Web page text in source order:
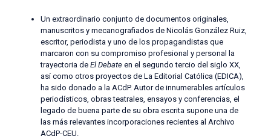
Un extraordinario conjunto de documentos originales,
manuscritos y mecanografiados de Nicolás González Ruiz,
escritor, periodista y uno de los propagandistas que
marcaron con su compromiso profesional y personal la
trayectoria de El Debateen el segundo tercio del siglo XX,
así como otros proyectos de La Editorial Católica (EDICA),
ha sido donado a la ACdP. Autor de innumerables artículos
periodísticos, obras teatrales, ensayos y conferencias, el
legado de buena parte de su obra escrita supone una de
las más relevantes incorporaciones recientes al Archivo
ACdP-CEU.